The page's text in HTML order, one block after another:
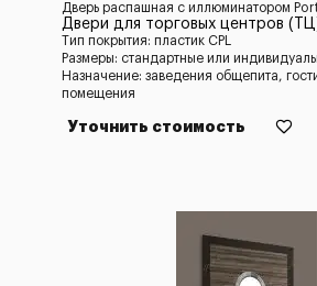
Дверь распашная с иллюминатором
Двери для торговых центров
Тип покрытия: пластик CPL
Размеры: стандартные или
Назначение: заведения общепита,
помещения
Уточнить стоимость